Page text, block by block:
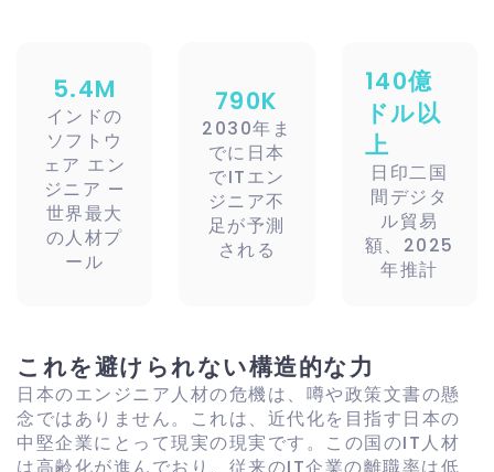
5.4M
インドの
ソフトウ
ェア エン
ジニア —
世界最大
の人材プ
ール
790K
2030年ま
でに日本
でITエン
ジニア不
足が予測
される
140億
ドル以
上
日印二国
間デジタ
ル貿易
額、2025
年推計
これを避けられない構造的な力
日本のエンジニア人材の危機は、噂や政策文書の懸
念ではありません。これは、近代化を目指す日本の
中堅企業にとって現実の現実です。この国のIT人材
は高齢化が進んでおり、従来のIT企業の離職率は低